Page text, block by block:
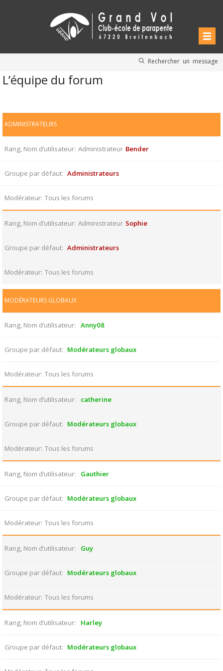
Rechercher un message
L’équipe du forum
ADMINISTRATEURS
Rang, Nom d’utilisateur Administrateur Bender
Groupe par défaut Administrateurs
Modérateur Tous les forums
Rang, Nom d’utilisateur Administrateur Sophie
Groupe par défaut Administrateurs
Modérateur Tous les forums
MODÉRATEURS GLOBAUX
Rang, Nom d’utilisateur Anny08
Groupe par défaut Modérateurs globaux
Modérateur Tous les forums
Rang, Nom d’utilisateur catherine
Groupe par défaut Modérateurs globaux
Modérateur Tous les forums
Rang, Nom d’utilisateur Gauthier
Groupe par défaut Modérateurs globaux
Modérateur Tous les forums
Rang, Nom d’utilisateur Guy
Groupe par défaut Modérateurs globaux
Modérateur Tous les forums
Rang, Nom d’utilisateur Harley
Groupe par défaut Modérateurs globaux